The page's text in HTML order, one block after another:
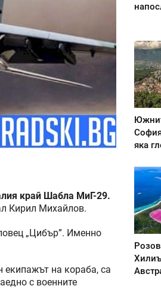
край Шабла МиГ-29.
Кирил Михайлов.
„Цибър”. Именно
екипажът на кораба, са
с военните
яка